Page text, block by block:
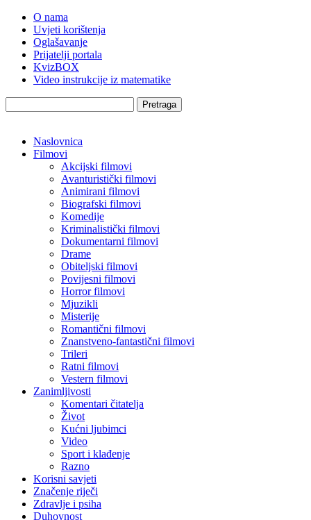
O nama
Uvjeti korištenja
Oglašavanje
Prijatelji portala
KvizBOX
Video instrukcije iz matematike
Pretraga
Naslovnica
Filmovi
Akcijski filmovi
Avanturistički filmovi
Animirani filmovi
Biografski filmovi
Komedije
Kriminalistički filmovi
Dokumentarni filmovi
Drame
Obiteljski filmovi
Povijesni filmovi
Horror filmovi
Mjuzikli
Misterije
Romantični filmovi
Znanstveno-fantastični filmovi
Trileri
Ratni filmovi
Vestern filmovi
Zanimljivosti
Komentari čitatelja
Život
Kućni ljubimci
Video
Sport i klađenje
Razno
Korisni savjeti
Značenje riječi
Zdravlje i psiha
Duhovnost